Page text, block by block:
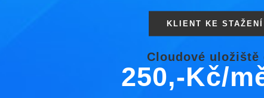
KLIENT KE STAŽENÍ
Cloudové uložiště
250,-Kč/